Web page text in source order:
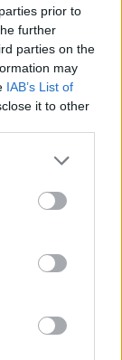
prior to
further
parties on the
may
IAB’s List of
it to other
more Google
may click to
tags to
Google
κάτω για
μητέρας
τα
Είπαν ότι
να μην τα
σχολείο»,
ότι οι